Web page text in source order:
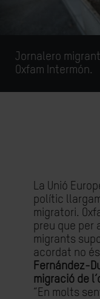
Jornalero
Oxfam Intermón.
La Unió
polític
migratori.
preu que per
migrants
acordat no
Fernández-
migració de
“En molts